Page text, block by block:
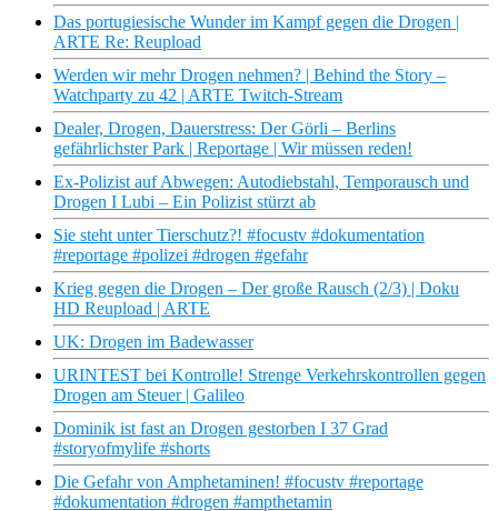
Das portugiesische Wunder im Kampf gegen die Drogen |
ARTE Re: Reupload
Werden wir mehr Drogen nehmen? | Behind the Story –
Watchparty zu 42 | ARTE Twitch-Stream
Dealer, Drogen, Dauerstress: Der Görli – Berlins
gefährlichster Park | Reportage | Wir müssen reden!
Ex-Polizist auf Abwegen: Autodiebstahl, Temporausch und
Drogen I Lubi – Ein Polizist stürzt ab
Sie steht unter Tierschutz?! #focustv #dokumentation
#reportage #polizei #drogen #gefahr
Krieg gegen die Drogen – Der große Rausch (2/3) | Doku
HD Reupload | ARTE
UK: Drogen im Badewasser
URINTEST bei Kontrolle! Strenge Verkehrskontrollen gegen
Drogen am Steuer | Galileo
Dominik ist fast an Drogen gestorben I 37 Grad
#storyofmylife #shorts
Die Gefahr von Amphetaminen! #focustv #reportage
#dokumentation #drogen #ampthetamin